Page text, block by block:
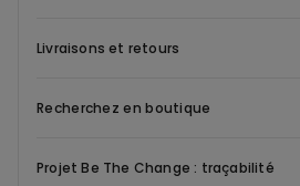
Livraisons et retours
Recherchez en boutique
Projet Be The Change : traçabilité